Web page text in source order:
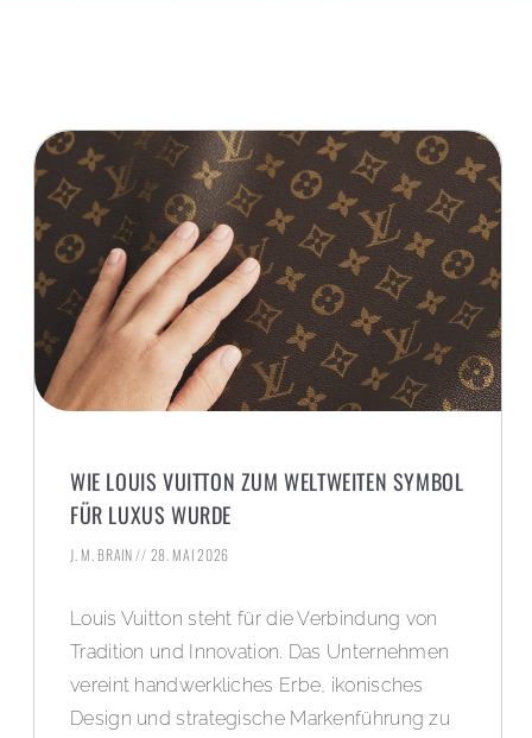
WIE LOUIS VUITTON ZUM WELTWEITEN SYMBOL
FÜR LUXUS WURDE
J. M. BRAIN 28. MAI 2026
Louis Vuitton steht für die Verbindung von
Tradition und Innovation. Das Unternehmen
vereint handwerkliches Erbe, ikonisches
Design und strategische Markenführung zu